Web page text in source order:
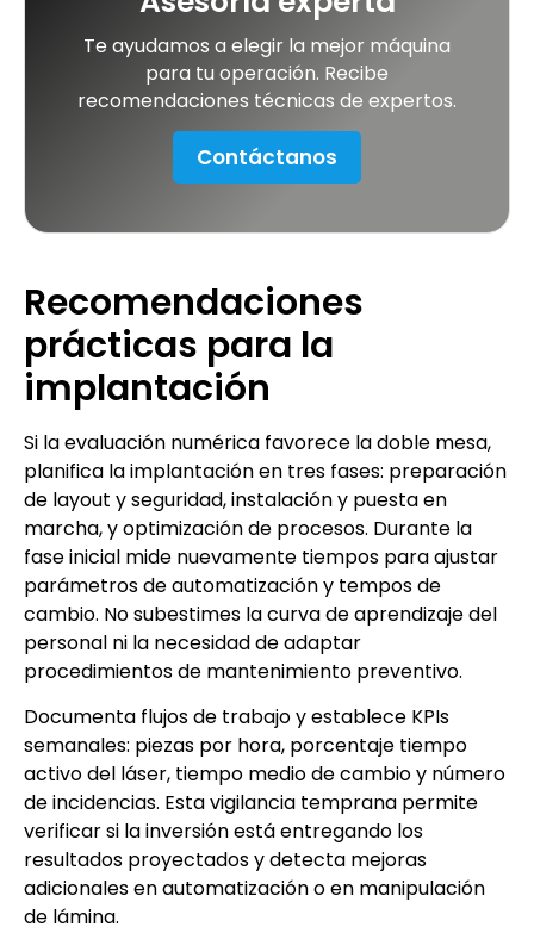
Te ayudamos a elegir la mejor máquina
para tu operación. Recibe
recomendaciones técnicas de expertos.
Contáctanos
Recomendaciones
prácticas para la
implantación
Si la evaluación numérica favorece la doble mesa,
planifica la implantación en tres fases: preparación
de layout y seguridad, instalación y puesta en
marcha, y optimización de procesos. Durante la
fase inicial mide nuevamente tiempos para ajustar
parámetros de automatización y tempos de
cambio. No subestimes la curva de aprendizaje del
personal ni la necesidad de adaptar
procedimientos de mantenimiento preventivo.
Documenta flujos de trabajo y establece KPIs
semanales: piezas por hora, porcentaje tiempo
activo del láser, tiempo medio de cambio y número
de incidencias. Esta vigilancia temprana permite
verificar si la inversión está entregando los
resultados proyectados y detecta mejoras
adicionales en automatización o en manipulación
de lámina.